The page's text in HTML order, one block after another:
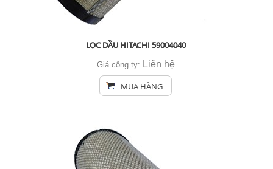
LỌC DẦU HITACHI 59004040
Giá công ty: Liên hệ
MUA HÀNG